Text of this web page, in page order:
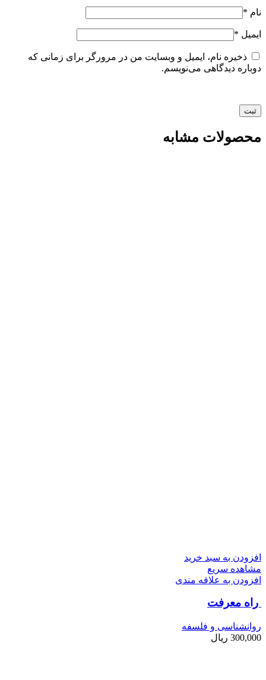
نام *
ایمیل *
ذخیره نام، ایمیل و وبسایت من در مرورگر برای زمانی که
دوباره دیدگاهی می‌نویسم.
محصولات مشابه
افزودن به سبد خرید
مشاهده سریع
افزودن به علاقه مندی
راه معرفت
روانشناسی و فلسفه
300,000 ریال